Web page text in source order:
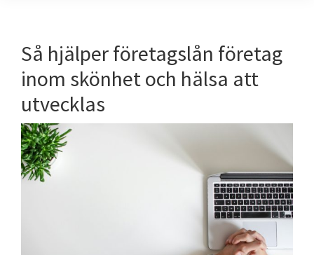
Så hjälper företagslån företag
inom skönhet och hälsa att
utvecklas